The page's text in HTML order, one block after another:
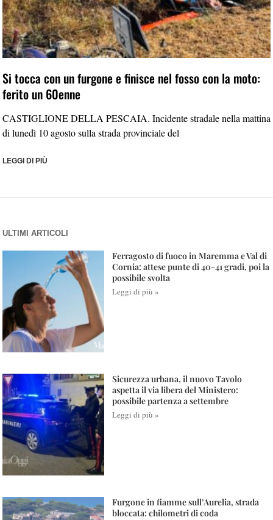
Si tocca con un furgone e finisce nel fosso con la moto:
ferito un 60enne
CASTIGLIONE DELLA PESCAIA. Incidente stradale nella mattina
di lunedì 10 agosto sulla strada provinciale del
LEGGI DI PIÙ
ULTIMI ARTICOLI
Ferragosto di fuoco in Maremma e Val di
Cornia: attese punte di 40-41 gradi, poi la
possibile svolta
Leggi di più »
Sicurezza urbana, il nuovo Tavolo
aspetta il via libera del Ministero:
possibile partenza a settembre
Leggi di più »
Furgone in fiamme sull’Aurelia, strada
bloccata: chilometri di coda